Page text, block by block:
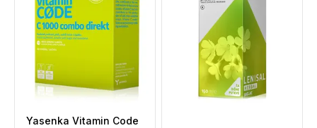
Pri občutljivih osebah lahko magnezij v odmerku
večjem kot 250 mg deluje odvajalno.
Hraniti na temperaturi do 25 C v temnem in suhem
prostoru, v dobro zaprti plastenki.
Yasenka Vitamin Code